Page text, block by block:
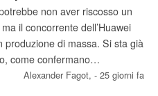
non aver riscosso un
il concorrente dell’Huawei
di massa. Si sta già
come confermano
settore, ma il Galaxy Z
Alexander Fagot, - 25 giorni fa